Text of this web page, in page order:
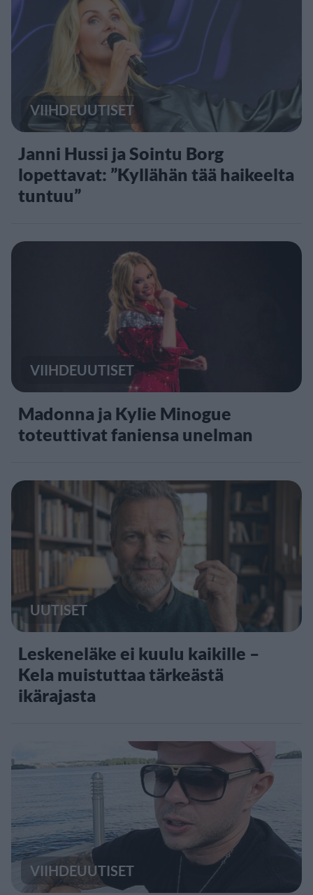
VIIHDEUUTISET
Janni Hussi ja Sointu Borg
lopettavat: ”Kyllähän tää haikeelta
tuntuu”
VIIHDEUUTISET
Madonna ja Kylie Minogue
toteuttivat faniensa unelman
UUTISET
Leskeneläke ei kuulu kaikille –
Kela muistuttaa tärkeästä
ikärajasta
VIIHDEUUTISET